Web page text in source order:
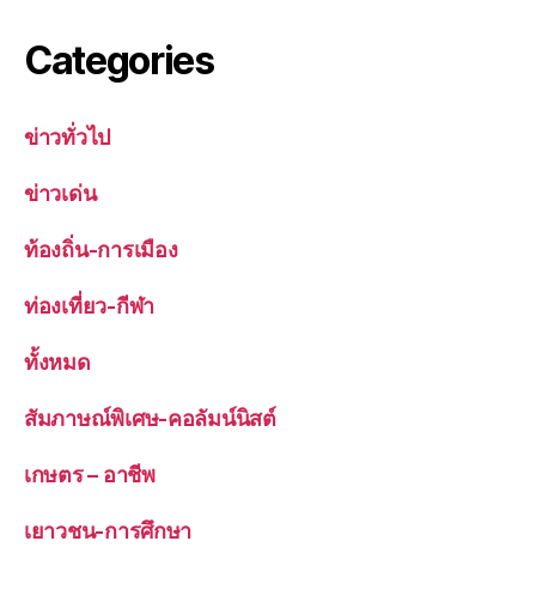
Categories
ข่าวทั่วไป
ข่าวเด่น
ท้องถิ่น-การเมือง
ท่องเที่ยว-กีฬา
ทั้งหมด
สัมภาษณ์พิเศษ-คอลัมน์นิสต์
เกษตร – อาชีพ
เยาวชน-การศึกษา